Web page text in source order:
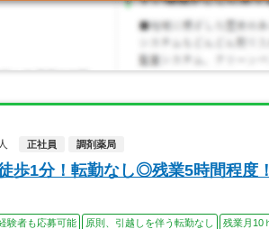
正社員 調剤薬局
歩1分！転勤なし◎残業5時間程度
験者も応募可能 原則、引越しを伴う転勤なし 残業月10